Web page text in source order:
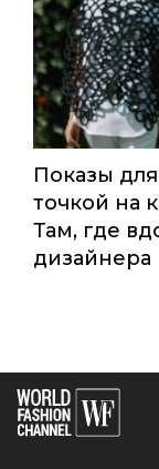
Показы
точкой на
Там, где
дизайнера